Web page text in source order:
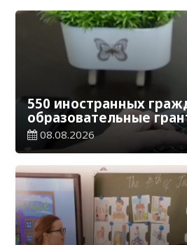
550 иностранных
образовательные
обучения в Казахстане
08.08.2026